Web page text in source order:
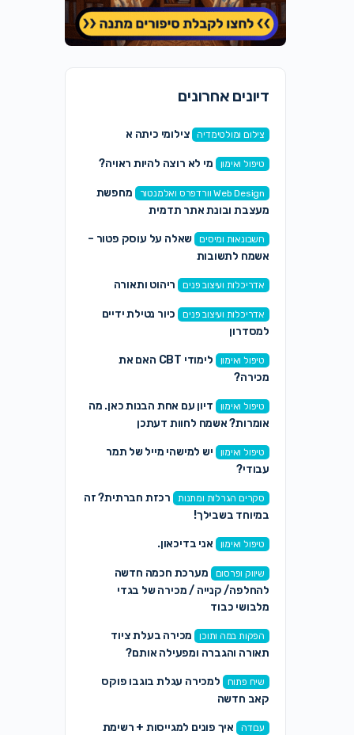
דיונים אחרונים
צילום ומולטימדיה צילומי כיתה א
טיפול ואימון מי לא רוצה להיות ראויה?
Web Design וורדפרס ואלמנטור
מחפשת
מעצבת ובונת אתר תדמית
חשבונאות ומיסים
שאלה על עוסק פטור –
אשמח לתשובות
אדריכלות ועיצוב פנים ריהוט ותאורה
אדריכלות ועיצוב פנים
כיור נטילת ידיים
למסדרון
טיפול ואימון
לימודי CBT האם את
מכירה?
טיפול ואימון
דיון עם אחת הבנות כאן. מה
אומרות? אשמח לחוות דעתכן
טיפול ואימון
יש למישהי מייל של תמר
עבודי?
סקרים הגרלות ומתנות
רכזת חברתית? זה
במיוחד בשבילך!
טיפול ואימון אני בדיכאון.
שיווק ופרסום
מערכת חכמה חדשה
להחלפה/ קנייה / מכירה של בגדי
מלבושי כבוד
הפקות במה ותוכן
מכירה בעלת ציוד
תאורה והגברה ומפעילה אותם?
שיח פתוח
למכירה עגלת בוגבו פוקס
קאב חדשה
עבודה
איך פונים למגייסות + רשימת